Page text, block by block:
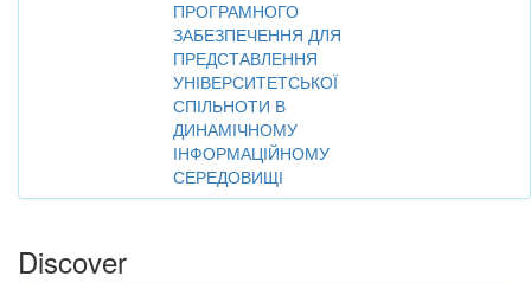
ПРОГРАМНОГО
ЗАБЕЗПЕЧЕННЯ ДЛЯ
ПРЕДСТАВЛЕННЯ
УНІВЕРСИТЕТСЬКОЇ
СПІЛЬНОТИ В
ДИНАМІЧНОМУ
ІНФОРМАЦІЙНОМУ
СЕРЕДОВИЩІ
Discover